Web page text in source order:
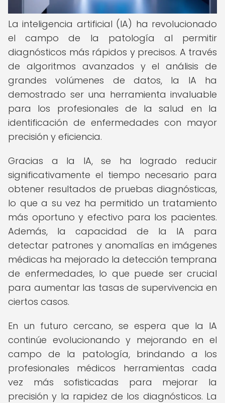
La inteligencia artificial (IA) ha revolucionado
el campo de la patología al permitir
diagnósticos más rápidos y precisos. A través
de algoritmos avanzados y el análisis de
grandes volúmenes de datos, la IA ha
demostrado ser una herramienta invaluable
para los profesionales de la salud en la
identificación de enfermedades con mayor
precisión y eficiencia.
Gracias a la IA, se ha logrado reducir
significativamente el tiempo necesario para
obtener resultados de pruebas diagnósticas,
lo que a su vez ha permitido un tratamiento
más oportuno y efectivo para los pacientes.
Además, la capacidad de la IA para
detectar patrones y anomalías en imágenes
médicas ha mejorado la detección temprana
de enfermedades, lo que puede ser crucial
para aumentar las tasas de supervivencia en
ciertos casos.
En un futuro cercano, se espera que la IA
continúe evolucionando y mejorando en el
campo de la patología, brindando a los
profesionales médicos herramientas cada
vez más sofisticadas para mejorar la
precisión y la rapidez de los diagnósticos. La